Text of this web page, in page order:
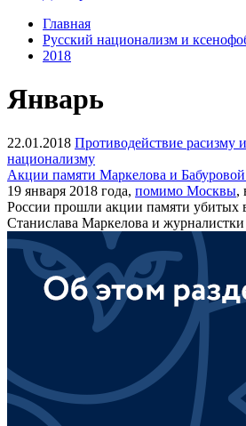
Главная
Русский национализм и
2018
Январь
22.01.2018 Противодействие расизму
национализму
Акции памяти Маркелова и
19 января 2018 года, помимо Москвы,
России прошли акции памяти убитых
Станислава Маркелова и